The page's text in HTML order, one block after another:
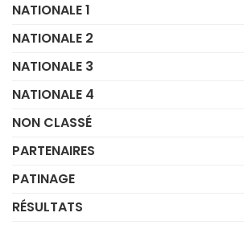
NATIONALE 1
NATIONALE 2
NATIONALE 3
NATIONALE 4
NON CLASSÉ
PARTENAIRES
PATINAGE
RÉSULTATS